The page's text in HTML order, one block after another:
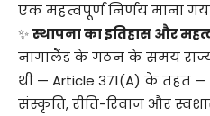
एक महत्वपूर्ण निर्णय माना
✨स्थापना का इतिहास और
नागालैंड के गठन के समय राज्य
थी — Article 371(A) के तहत
संस्कृति, रीति-रिवाज और